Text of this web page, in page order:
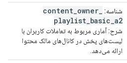
شناسه: content owner
playlist basic a2
شرح:آماری مربوط به تعاملات کاربران با
لیست‌های پخش در کانال‌های مالک محتوا
ارائه می‌دهد.